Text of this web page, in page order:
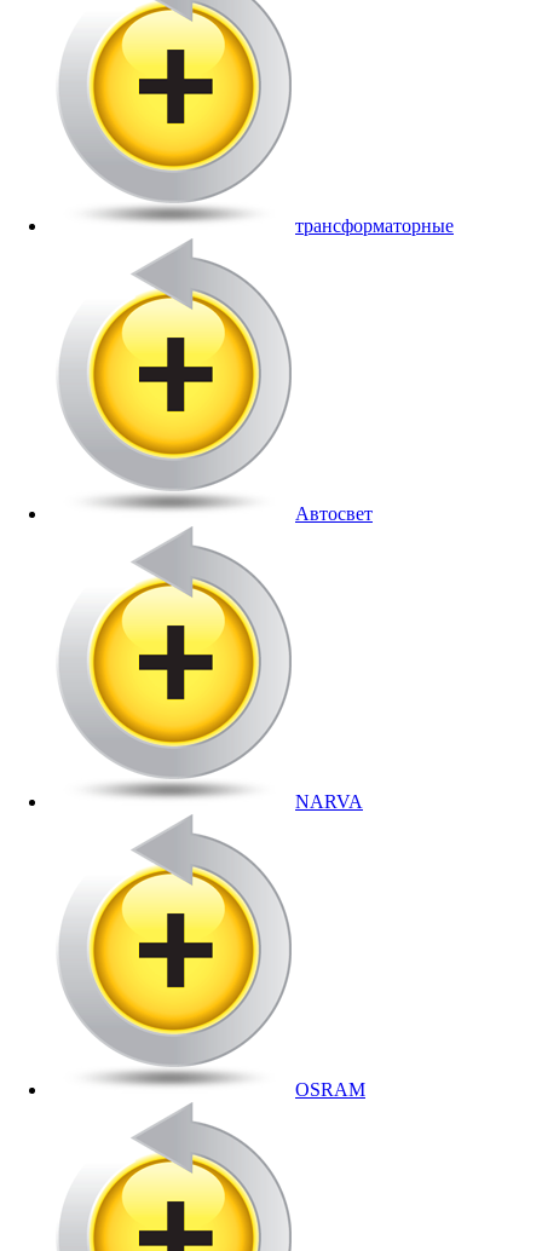
трансформаторные
Автосвет
NARVA
OSRAM